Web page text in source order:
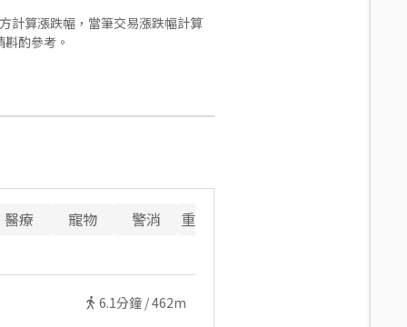
計算漲跌幅，當筆交易漲跌幅計算
酌參考。
醫療 寵物 警消
重要設施
6.1分鐘 /462m